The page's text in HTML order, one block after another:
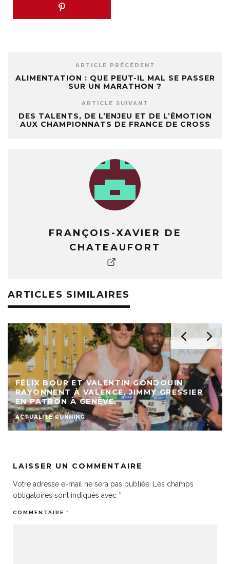
ARTICLE PRÉCÉDENT
ALIMENTATION : QUE PEUT-IL MAL SE PASSER
SUR UN MARATHON ?
ARTICLE SUIVANT
DES TALENTS, DE L’ENJEU ET DE L’ÉMOTION
AUX CHAMPIONNATS DE FRANCE DE CROSS
FRANÇOIS-XAVIER DE
CHATEAUFORT
ARTICLES SIMILAIRES
FÉLIX BOUR ET VALENTIN GONDOUIN
RAYONNENT À VALENCE, JIMMY GRESSIER
EN PATRON À GENÈVE.
ACTUALITÉ RUNNING
LAISSER UN COMMENTAIRE
Votre adresse e-mail ne sera pas publiée.
Les champs
obligatoires sont indiqués avec *
COMMENTAIRE *